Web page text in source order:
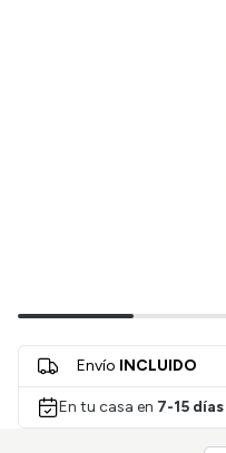
Envío INCLUIDO
En tu casa en 7-15 días